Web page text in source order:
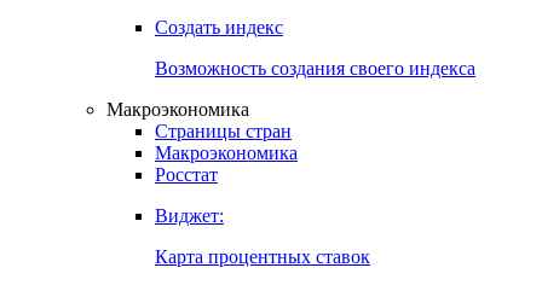
Создать индекс
Возможность создания своего индекса
Макроэкономика
Страницы стран
Макроэкономика
Росстат
Виджет:
Карта процентных ставок